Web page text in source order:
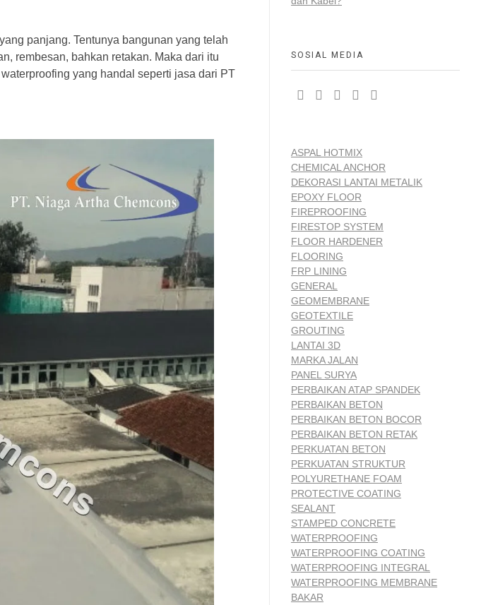
panjang. Tentunya bangunan yang telah
rembesan, bahkan retakan. Maka dari itu
yang handal seperti jasa dari PT
SOSIAL MEDIA
ASPAL HOTMIX
CHEMICAL ANCHOR
DEKORASI LANTAI METALIK
EPOXY FLOOR
FIREPROOFING
FIRESTOP SYSTEM
FLOOR HARDENER
FLOORING
FRP LINING
GENERAL
GEOMEMBRANE
GEOTEXTILE
GROUTING
LANTAI 3D
MARKA JALAN
PANEL SURYA
PERBAIKAN ATAP SPANDEK
PERBAIKAN BETON
PERBAIKAN BETON BOCOR
PERBAIKAN BETON RETAK
PERKUATAN BETON
PERKUATAN STRUKTUR
POLYURETHANE FOAM
PROTECTIVE COATING
SEALANT
STAMPED CONCRETE
WATERPROOFING
WATERPROOFING COATING
WATERPROOFING INTEGRAL
WATERPROOFING MEMBRANE
BAKAR